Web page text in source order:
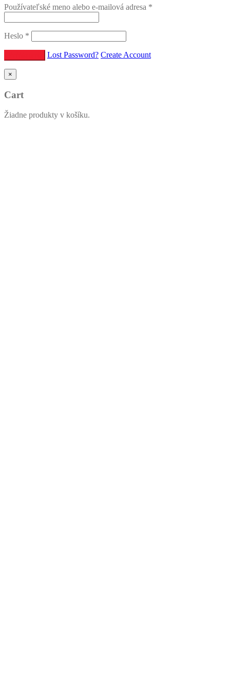
Používateľské meno alebo e-mailová adresa *
Heslo *
Lost Password? Create Account
×
Cart
Žiadne produkty v košíku.